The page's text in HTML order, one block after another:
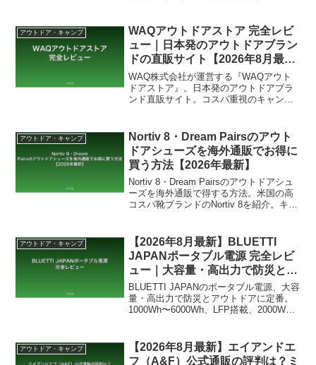
持ちさせる方法も解説。
アウトドア・キャンプ
WAQアウトドアストア 完全レビ
ュー｜日本発のアウトドアブラン
ドの直販サイト【2026年8月最
新】
WAQ株式会社が運営する『WAQアウト
ドアストア』。日本発のアウトドアブラ
ンド直販サイト。コスパ重視のキャンパ
アウトドア・キャンプ
Nortiv 8・Dream Pairsのアウト
ドアシューズを海外通販でお得に
買う方法【2026年最新】
Nortiv 8・Dream Pairsのアウトドアシュ
ーズを海外通販で得する方法。米国の高
コスパ靴ブランドのNortiv 8を紹介。キャ
めで、一度履くだけで良い消耗品として
選べる。今だけEXTRA 30%OFFセール対
象。
アウトドア・キャンプ
【2026年8月最新】BLUETTI
JAPANポータブル電源 完全レビ
ュー｜大容量・高出力で防災とア
ウトドアの定番ブランド
BLUETTI JAPANのポータブル電源、大容
量・高出力で防災とアウトドアに定番。
1000Wh〜6000Wh、LFP搭載、2000W出
アウトドア・キャンプ
【2026年8月最新】エイアンドエ
フ（A&F）公式通販の評判は？ミ